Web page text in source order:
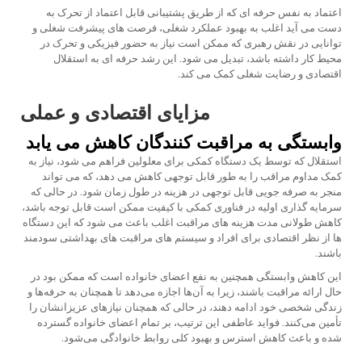
اعتماد به نفس حرفه ای که از طریق پشتیبانی قابل اعتماد از تحرک به
دست می آید اغلب به بهبود عملکرد شغلی، فرصت های پیشرفت شغلی و
توانایی در نقش رهبری که ممکن است نیاز به حضور فیزیکی و تحرک در
محیط کار داشته باشد، تبدیل می شود. این رشد حرفه ای به استقلال
اقتصادی و رضایت شغلی کمک می کند.
مزایای اقتصادی و عملی
وابستگی به مراقبت کنندگان کاهش می یابد
استقلال که توسط یک دستگاه کمکی برای معلولین فراهم می شود، نیاز به
کمک مداوم مراقب را به طور قابل توجهی کاهش می دهد، که می تواند
منجر به صرفه جویی قابل توجهی در هزینه در طول زمان شود. در حالی که
سرمایه گذاری اولیه در فناوری کمکی با کیفیت ممکن است قابل توجه باشد،
کاهش طولانی مدت هزینه های مراقبت اغلب باعث می شود که این دستگاه
ها از نظر اقتصادی برای افراد و سیستم های مراقبت های بهداشتی سودمند
باشند.
این کاهش وابستگی همچنین به نفع اعضای خانواده است که ممکن بود در
حال ارائه مراقبت باشند، زیرا به آن‌ها اجازه می‌دهد تا همچنان به حرفه‌ها و
زندگی شخصی خود ادامه دهند، در حالی که همچنان نیازهای عزیزانشان را
تأمین می‌کنند. فواید عاطفی این ترتیب، بر تمام اعضای خانواده گسترده
شده و باعث کاهش استرس و بهبود کلی روابط خانوادگی می‌شود.